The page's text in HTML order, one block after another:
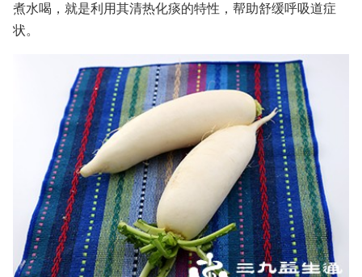
煮水喝，就是利用其清热化痰的特性，帮助舒缓呼吸道症
状。